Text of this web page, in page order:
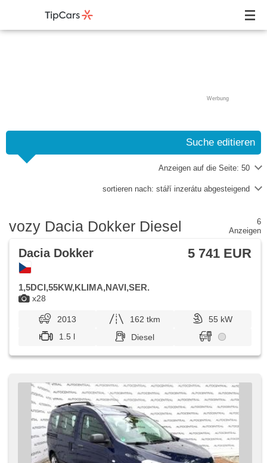
Werbung
Suche editieren
Anzeigen auf die Seite: 50
sortieren nach: stáří inzerátu abgesteigend
vozy Dacia Dokker Diesel
6
Anzeigen
x28
Dacia Dokker 5 741 EUR
1,5DCI,55KW,KLIMA,NAVI,SER.
2013 162 tkm
55 kW
1.5 l
Diesel